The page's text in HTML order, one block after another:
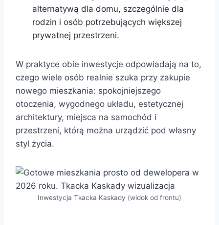
alternatywą dla domu, szczególnie dla
rodzin i osób potrzebujących większej
prywatnej przestrzeni.
W praktyce obie inwestycje odpowiadają na to,
czego wiele osób realnie szuka przy zakupie
nowego mieszkania: spokojniejszego
otoczenia, wygodnego układu, estetycznej
architektury, miejsca na samochód i
przestrzeni, którą można urządzić pod własny
styl życia.
Inwestycja Tkacka Kaskady (widok od frontu)